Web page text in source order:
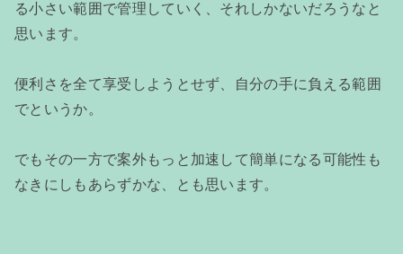
る小さい範囲で管理していく、それしかないだろうなと
思います。
便利さを全て享受しようとせず、自分の手に負える範囲
でというか。
でもその一方で案外もっと加速して簡単になる可能性も
なきにしもあらずかな、とも思います。